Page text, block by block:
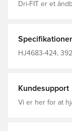
Dri-FIT er et
Specifikationer
HJ4683-424,
Kundesupport
Vi er her for at